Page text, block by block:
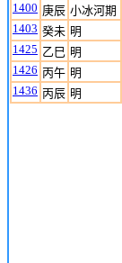
1400 庚辰 小冰河期
1403 癸未 明
1425 乙巳 明
1426 丙午 明
1436 丙辰 明